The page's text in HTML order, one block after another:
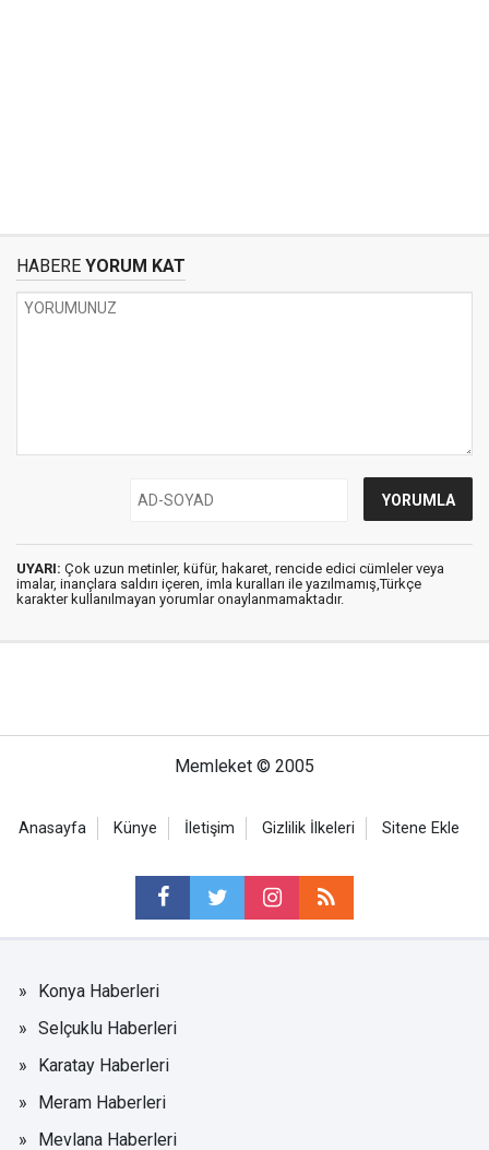
HABERE YORUM KAT
UYARI: Çok uzun metinler, küfür, hakaret, rencide edici cümleler veya
imalar, inançlara saldırı içeren, imla kuralları ile yazılmamış,Türkçe
karakter kullanılmayan yorumlar onaylanmamaktadır.
Memleket © 2005
Anasayfa Künye İletişim Gizlilik İlkeleri Sitene Ekle
Konya Haberleri
Selçuklu Haberleri
Karatay Haberleri
Meram Haberleri
Mevlana Haberleri